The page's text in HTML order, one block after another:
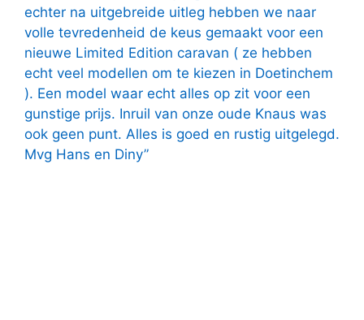
echter na uitgebreide uitleg hebben we naar
volle tevredenheid de keus gemaakt voor een
nieuwe Limited Edition caravan ( ze hebben
echt veel modellen om te kiezen in Doetinchem
). Een model waar echt alles op zit voor een
gunstige prijs. Inruil van onze oude Knaus was
ook geen punt. Alles is goed en rustig uitgelegd.
Mvg Hans en Diny”